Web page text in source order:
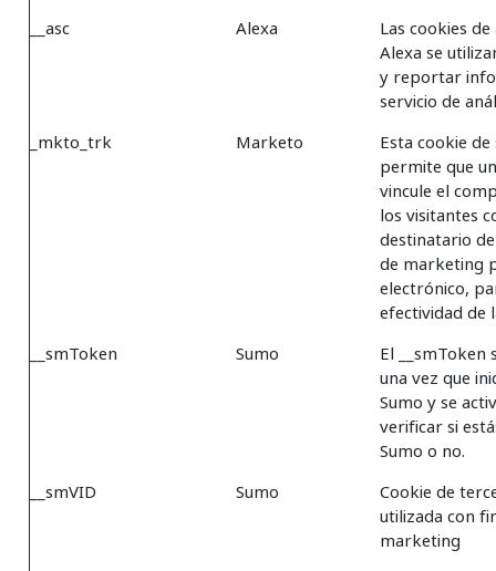
__asc
Alexa
Las cookies de
Alexa se
y reportar
servicio de
_mkto_trk
Marketo
Esta cookie
permite que
vincule el
los visitantes
destinatario
de marketing
electrónico,
efectividad de
__smToken
Sumo
El __smToken
una vez que
Sumo y se
verificar si
Sumo o no.
__smVID
Sumo
Cookie de
utilizada con
marketing